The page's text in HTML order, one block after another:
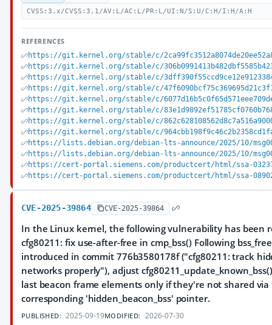
CVSS:3.x/CVSS:3.1/AV:L/AC:L/PR:L/UI:N/S:U/C:H/I:H/A:H
REFERENCES
https://git.kernel.org/stable/c/
https://git.kernel.org/stable/c/
https://git.kernel.org/stable/c/
https://git.kernel.org/stable/c/
https://git.kernel.org/stable/c/
https://git.kernel.org/stable/c/
https://git.kernel.org/stable/c/
https://git.kernel.org/stable/c/
https://lists.debian.org/debian-lts-announce/2025/10/
https://lists.debian.org/debian-lts-announce/2025/10/
https://cert-portal.siemens.com/productcert/html/ssa-
https://cert-portal.siemens.com/productcert/html/ssa-
CVE-2025-39864 CVE-2025-39864
In the Linux kernel, the following vulnerability has been
cfg80211: fix use-after-free in cmp_bss() Following
introduced in commit 776b3580178f ("cfg80211: track
networks properly"), adjust
last beacon frame elements only if they're not shared
corresponding 'hidden_beacon_bss' pointer.
PUBLISHED: 2025-09-19MODIFIED: 2026-07-30